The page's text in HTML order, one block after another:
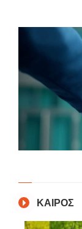
ΚΑΙΡΟΣ